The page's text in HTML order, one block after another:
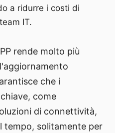
a ridurre i costi di
IT.
rende molto più
che i
come
di connettività,
tempo, solitamente per